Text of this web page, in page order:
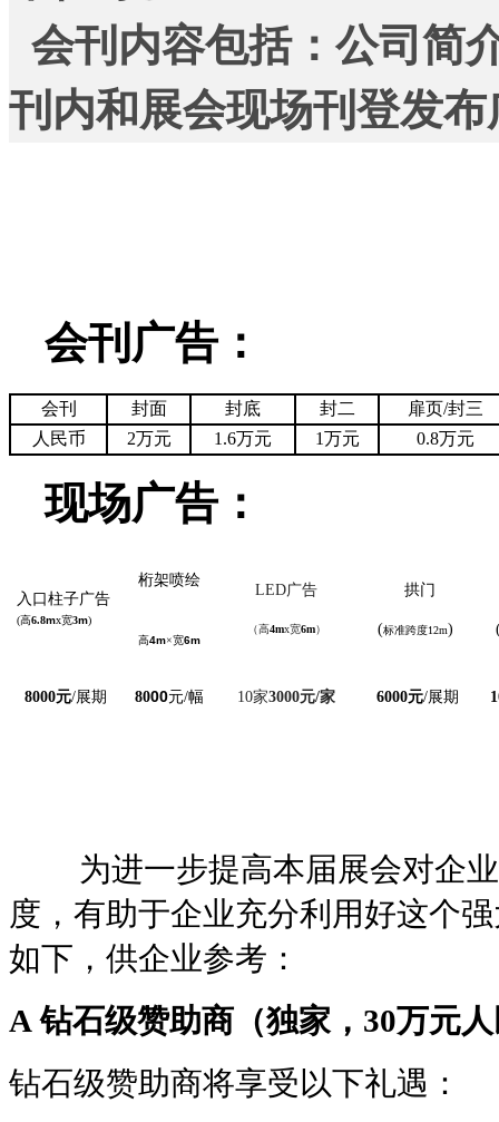
会刊内容包括：公司简
刊内和展会现场刊登发
会刊广告：
会刊 封面 封底 封二
扉页/封三
人民币
2万元 1.6万元 1万元 0.8万元
现场广告：
入口柱子广告
(高6.8mx宽3m)
桁架喷绘
高4m×宽6m
LED广告
（高4mx宽6m）
拱门
(标准跨度12m)
8000元/展期 8000元/幅 10家3000元/家 6000元/展期
为进一步提高本届展会对企业
度，有助于企业充分利用好这个
如下，供企业参考：
A 钻石级赞助商（独家，30万元
钻石级赞助商将享受以下礼遇：